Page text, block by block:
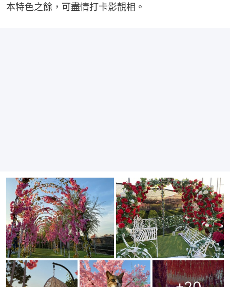
本特色之餘，可盡情打卡影靚相。